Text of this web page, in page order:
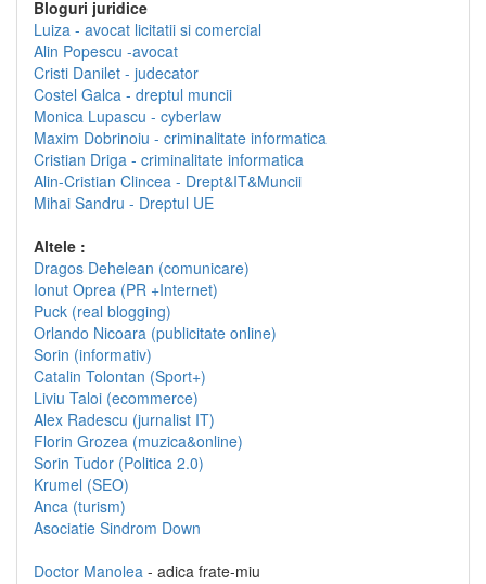
Bloguri juridice
Luiza - avocat licitatii si comercial
Alin Popescu -avocat
Cristi Danilet - judecator
Costel Galca - dreptul muncii
Monica Lupascu - cyberlaw
Maxim Dobrinoiu - criminalitate informatica
Cristian Driga - criminalitate informatica
Alin-Cristian Clincea - Drept&IT&Muncii
Mihai Sandru - Dreptul UE
Altele :
Dragos Dehelean (comunicare)
Ionut Oprea (PR +Internet)
Puck (real blogging)
Orlando Nicoara (publicitate online)
Sorin (informativ)
Catalin Tolontan (Sport+)
Liviu Taloi (ecommerce)
Alex Radescu (jurnalist IT)
Florin Grozea (muzica&online)
Sorin Tudor (Politica 2.0)
Krumel (SEO)
Anca (turism)
Asociatie Sindrom Down
Doctor Manolea - adica frate-miu